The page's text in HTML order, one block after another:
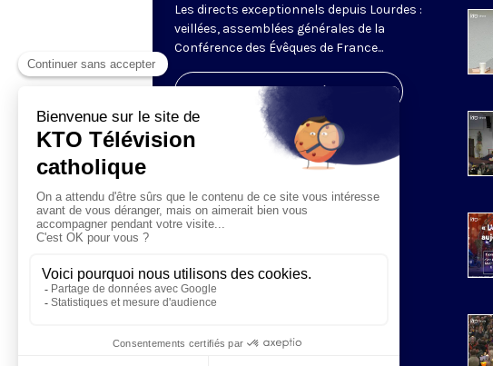
Les directs exceptionnels depuis Lourdes :
veillées, assemblées générales de la
Conférence des Évêques de France...
Visiter la page de l'émission